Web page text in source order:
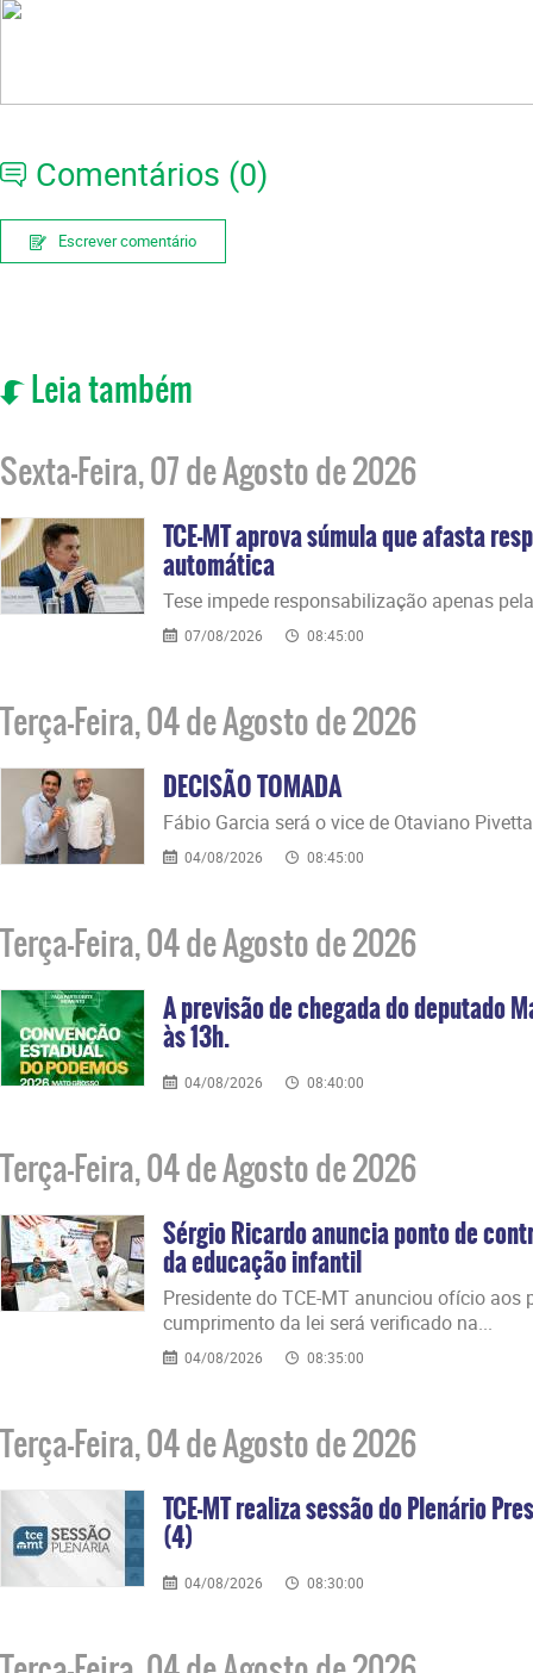
Comentários (0)
Escrever comentário
Leia também
Sexta-Feira, 07 de Agosto de 2026
TCE-MT aprova súmula que afasta
automática
​Tese impede responsabilização apenas
07/08/2026 08:45:00
Terça-Feira, 04 de Agosto de 2026
DECISÃO TOMADA
Fábio Garcia será o vice de Otaviano Pivetta
04/08/2026 08:45:00
Terça-Feira, 04 de Agosto de 2026
A previsão de chegada do deputado
às 13h.
04/08/2026 08:40:00
Terça-Feira, 04 de Agosto de 2026
Sérgio Ricardo anuncia ponto de
da educação infantil
Presidente do TCE-MT anunciou ofício aos
cumprimento da lei será verificado na...
04/08/2026 08:35:00
Terça-Feira, 04 de Agosto de 2026
TCE-MT realiza sessão do Plenário
(4)
04/08/2026 08:30:00